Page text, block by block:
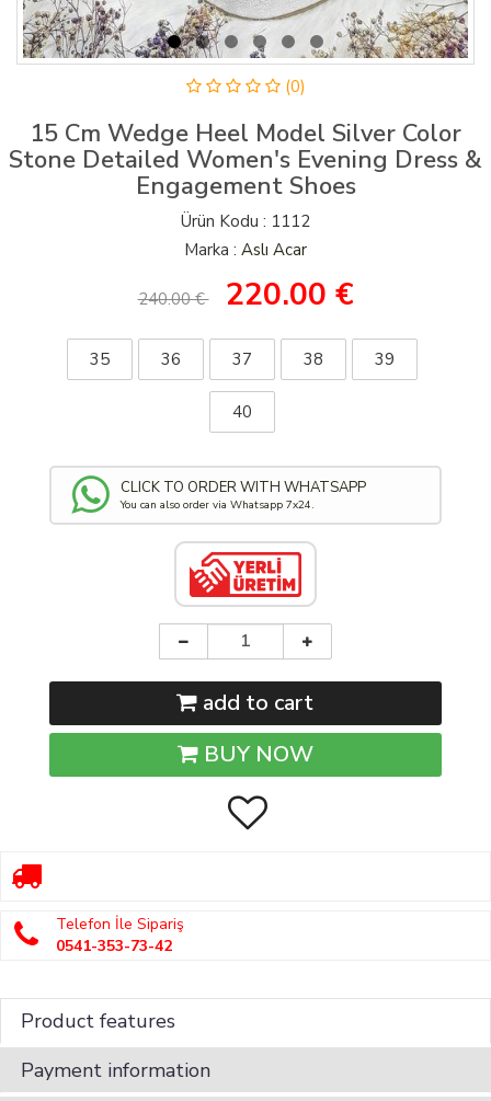
(0)
15 Cm Wedge Heel Model Silver Color
Stone Detailed Women's Evening Dress &
Engagement Shoes
Ürün Kodu : 1112
Marka : Aslı Acar
240.00 € 220.00 €
35 36 37 38 39
40
CLICK TO ORDER WITH WHATSAPP
You can also order via Whatsapp 7x24.
add to cart
BUY NOW
Telefon İle Sipariş
0541-353-73-42
Product features
Payment information